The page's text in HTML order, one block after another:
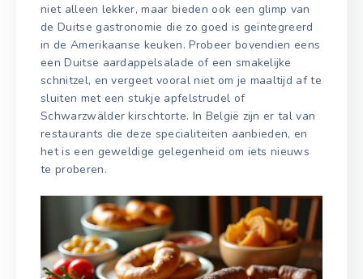
niet alleen lekker, maar bieden ook een glimp van
de Duitse gastronomie die zo goed is geïntegreerd
in de Amerikaanse keuken. Probeer bovendien eens
een Duitse aardappelsalade of een smakelijke
schnitzel, en vergeet vooral niet om je maaltijd af te
sluiten met een stukje apfelstrudel of
Schwarzwälder kirschtorte. In België zijn er tal van
restaurants die deze specialiteiten aanbieden, en
het is een geweldige gelegenheid om iets nieuws
te proberen.